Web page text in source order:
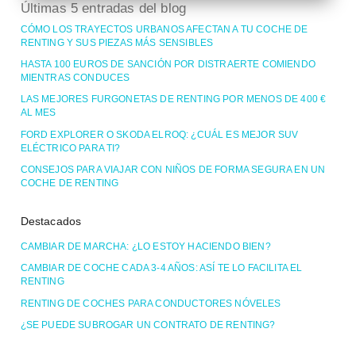
Últimas 5 entradas del blog
CÓMO LOS TRAYECTOS URBANOS AFECTAN A TU COCHE DE
RENTING Y SUS PIEZAS MÁS SENSIBLES
HASTA 100 EUROS DE SANCIÓN POR DISTRAERTE COMIENDO
MIENTRAS CONDUCES
LAS MEJORES FURGONETAS DE RENTING POR MENOS DE 400 €
AL MES
FORD EXPLORER O SKODA ELROQ: ¿CUÁL ES MEJOR SUV
ELÉCTRICO PARA TI?
CONSEJOS PARA VIAJAR CON NIÑOS DE FORMA SEGURA EN UN
COCHE DE RENTING
Destacados
CAMBIAR DE MARCHA: ¿LO ESTOY HACIENDO BIEN?
CAMBIAR DE COCHE CADA 3-4 AÑOS: ASÍ TE LO FACILITA EL
RENTING
RENTING DE COCHES PARA CONDUCTORES NÓVELES
¿SE PUEDE SUBROGAR UN CONTRATO DE RENTING?